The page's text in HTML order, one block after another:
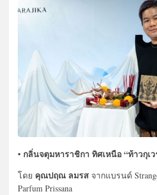
• กลิ่นจตุมหาราชิกา ทิศเหนือ “ท้าวกุเ
โดย คุณปฤณ ลมรส จากแบรนด์
Parfum Prissana